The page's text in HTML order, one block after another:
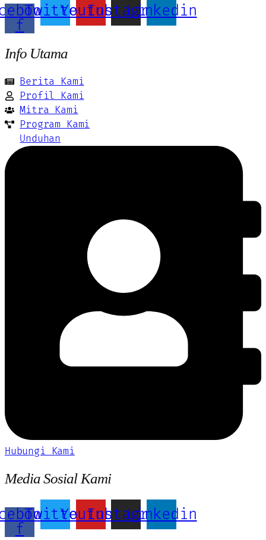
f
TwitterYoutube
Instagram
Linkedin
Info Utama
Berita Kami
Profil Kami
Mitra Kami
Program Kami
Unduhan
Hubungi Kami
Media Sosial Kami
f
TwitterYoutube
Instagram
Linkedin